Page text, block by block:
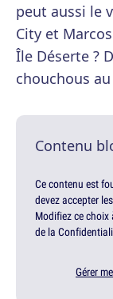
peut aussi le
City et
Île Déserte ?
chouchous
Contenu
Ce contenu est
devez accepter
Modifiez ce choix
de la
Gérer